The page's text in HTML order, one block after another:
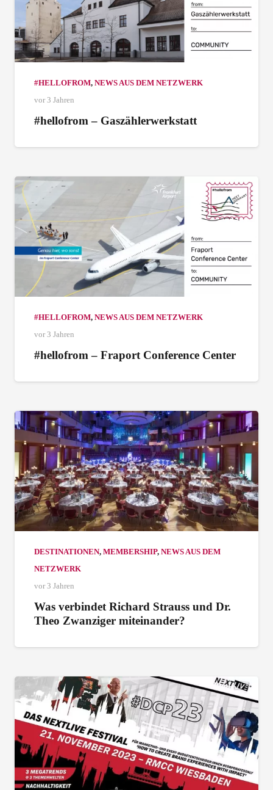
#HELLOFROM, NEWS AUS DEM NETZWERK
vor 3 Jahren
#hellofrom – Gaszählerwerkstatt
#HELLOFROM, NEWS AUS DEM NETZWERK
vor 3 Jahren
#hellofrom – Fraport Conference Center
DESTINATIONEN, MEMBERSHIP, NEWS AUS DEM
NETZWERK
vor 3 Jahren
Was verbindet Richard Strauss und Dr.
Theo Zwanziger miteinander?